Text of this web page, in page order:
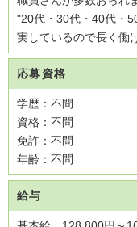
"20代・30代・40代・
実しているので長く働
応募資格
学歴：不問
資格：不問
免許：不問
年齢：不問
給与